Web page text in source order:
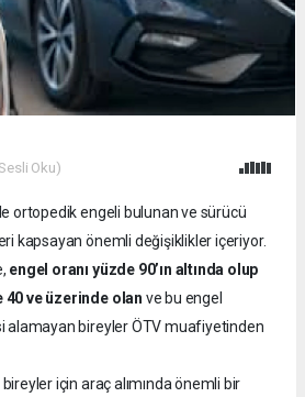
Oku)
ortopedik engeli bulunan ve sürücü
kapsayan önemli değişiklikler içeriyor.
engel oranı yüzde 90’ın altında olup
ve üzerinde olan ve bu engel
alamayan bireyler ÖTV muafiyetinden
için araç alımında önemli bir